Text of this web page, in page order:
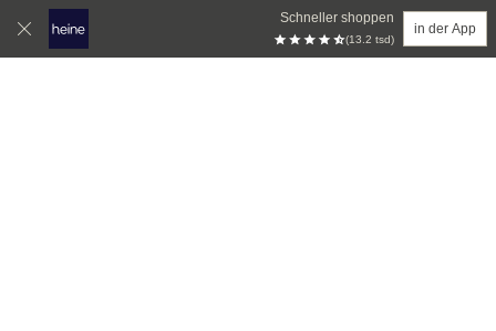
Schneller shoppen
(13.2 tsd)
in der App